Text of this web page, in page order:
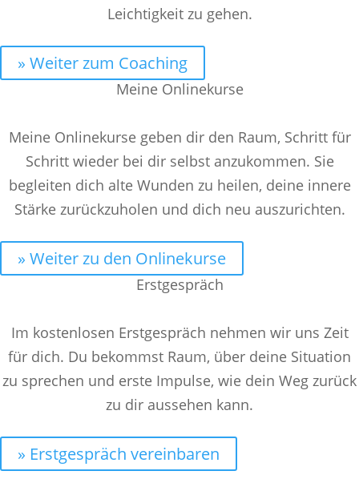
Leichtigkeit zu gehen.
» Weiter zum Coaching
Meine Onlinekurse
Meine Onlinekurse geben dir den Raum, Schritt für
Schritt wieder bei dir selbst anzukommen. Sie
begleiten dich alte Wunden zu heilen, deine innere
Stärke zurückzuholen und dich neu auszurichten.
» Weiter zu den Onlinekurse
Erstgespräch
Im kostenlosen Erstgespräch nehmen wir uns Zeit
für dich. Du bekommst Raum, über deine Situation
zu sprechen und erste Impulse, wie dein Weg zurück
zu dir aussehen kann.
» Erstgespräch vereinbaren